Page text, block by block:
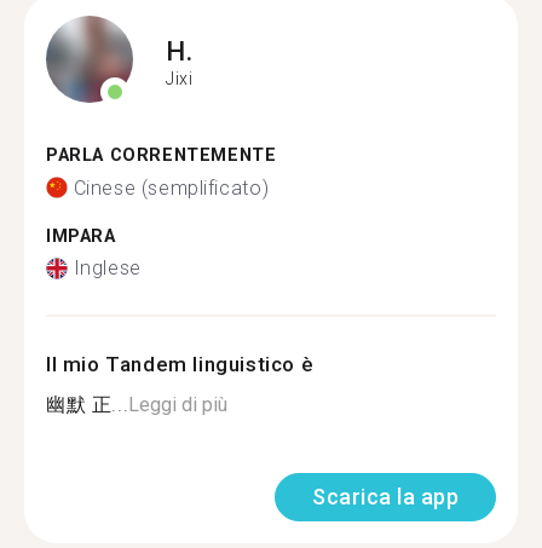
H.
Jixi
PARLA CORRENTEMENTE
Cinese (semplificato)
IMPARA
Inglese
Il mio Tandem linguistico è
幽默 正...Leggi di più
Scarica la app